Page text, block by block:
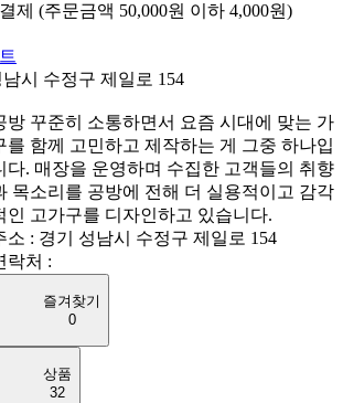
제 (주문금액 50,000원 이하 4,000원)
시 수정구 제일로 154
방 꾸준히 소통하면서 요즘 시대에 맞는 가
를 함께 고민하고 제작하는 게 그중 하나입
다. 매장을 운영하며 수집한 고객들의 취향
목소리를 공방에 전해 더 실용적이고 감각
인 고가구를 디자인하고 있습니다.
소 : 경기 성남시 수정구 제일로 154
락처 :
즐겨찾기
0
상품
32